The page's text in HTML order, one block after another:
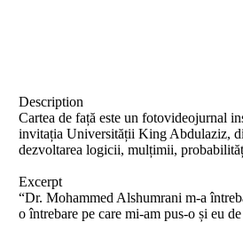
Description
Cartea de față este un fotovideojurnal
invitația Universității King Abdulaziz,
dezvoltarea logicii, mulțimii,
Excerpt
“Dr. Mohammed Alshumrani m-a
o întrebare pe care mi-am pus-o și eu